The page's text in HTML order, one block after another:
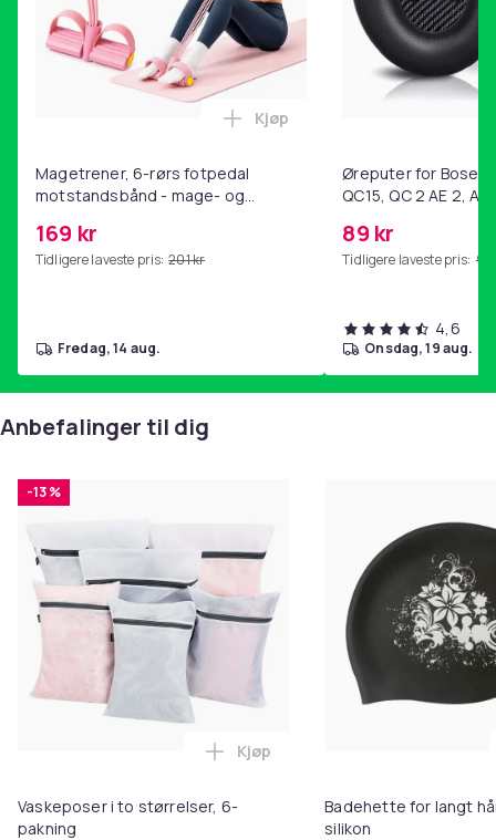
Magetrener, 6-rørs fotpedal
motstandsbånd - mage- og
hjemmegymnastikk Pink
169 kr
Tidligere laveste pris: 201 kr
Legg Magetrener, 6-rørs
Kjøp
fredag, 14 aug.
Øreputer for Bose
QC15, QC 2 AE 2, AE
89 kr
Tidligere laveste pris: 99
4,6
onsdag, 19 aug.
Anbefalinger til dig
-13 %
Vaskeposer i to størrelser, 6-
pakning
Legg Vaskeposer i to
Kjøp
Badehette for langt
silikon